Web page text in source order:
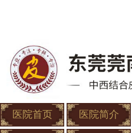
医院首页 医院简介